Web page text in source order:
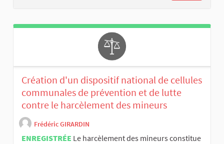
Création d'un dispositif national de cellules
communales de prévention et de lutte
contre le harcèlement des mineurs
Frédéric GIRARDIN
ENREGISTRÉE Le harcèlement des mineurs constitue